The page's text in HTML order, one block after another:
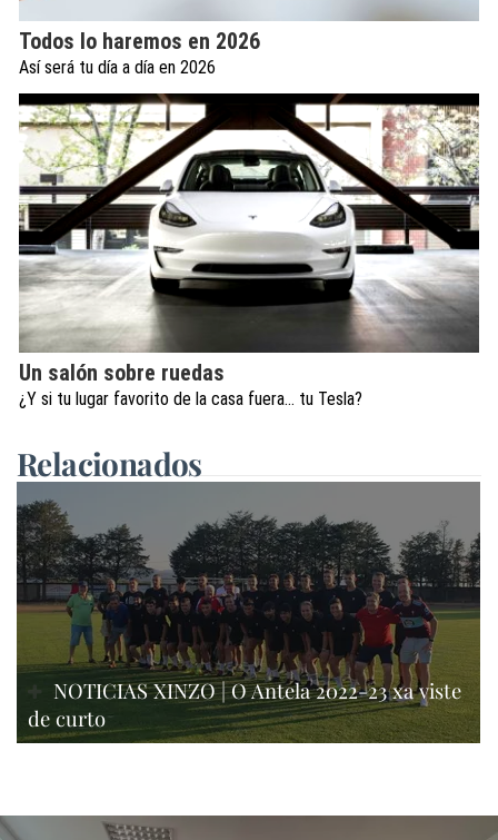
Todos lo haremos en 2026
Así será tu día a día en 2026
Un salón sobre ruedas
¿Y si tu lugar favorito de la casa fuera… tu Tesla?
Relacionados
NOTICIAS XINZO | O Antela 2022-23 xa viste
de curto